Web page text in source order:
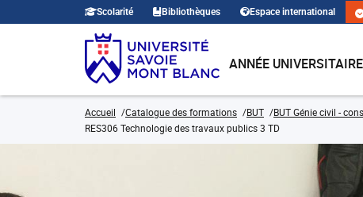
Scolarité Bibliothèques Espace international
ANNÉE UNIVERSITAIRE
Accueil Catalogue des formations BUT BUT Génie civil -
RES306 Technologie des travaux publics 3 TD